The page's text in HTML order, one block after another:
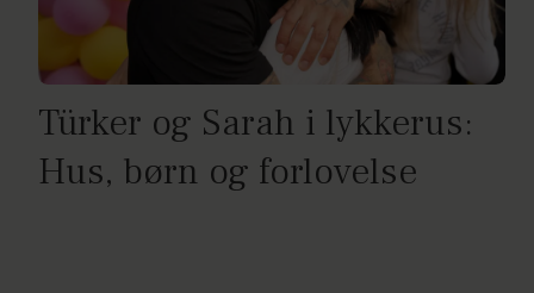
Türker og Sarah i lykkerus:
Hus, børn og forlovelse